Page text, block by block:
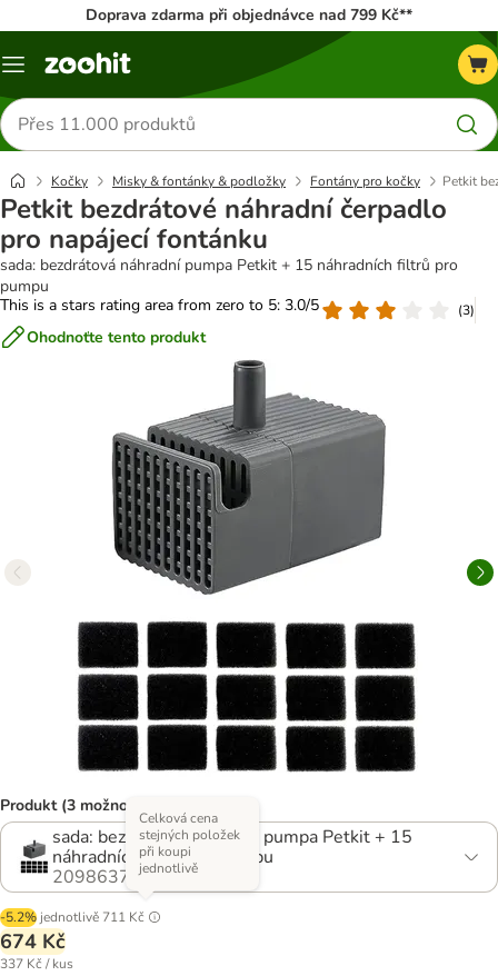
Doprava zdarma při objednávce nad 799 Kč**
Menu
Hledat
produkty
Kočky Misky & fontánky & podložky Fontány pro kočky Petkit
Petkit bezdrátové náhradní čerpadlo
pro napájecí fontánku
sada: bezdrátová náhradní pumpa Petkit + 15 náhradních filtrů pro
pumpu
This is a stars rating area from zero to 5: 3.0/5
(3)
Ohodnoťte tento produkt
Produkt (3 možností)
sada: bezdrátová náhradní pumpa Petkit + 15
náhradních filtrů pro pumpu
2098637.1
-5.2% jednotlivě 711 Kč
Celková cena
stejných položek
při koupi
jednotlivě
674 Kč
337 Kč / kus